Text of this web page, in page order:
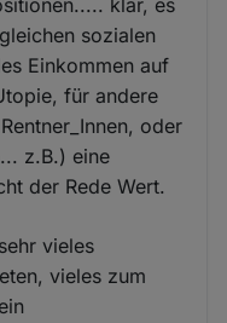
klar, es
sozialen
Einkommen auf
für andere
oder
z.B.) eine
der Rede Wert.
vieles
vieles zum